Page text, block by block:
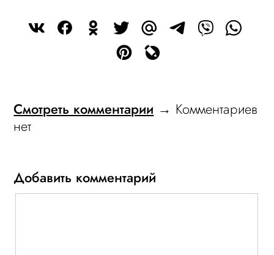
Смотреть комментарии → Комментариев
нет
Добавить комментарий